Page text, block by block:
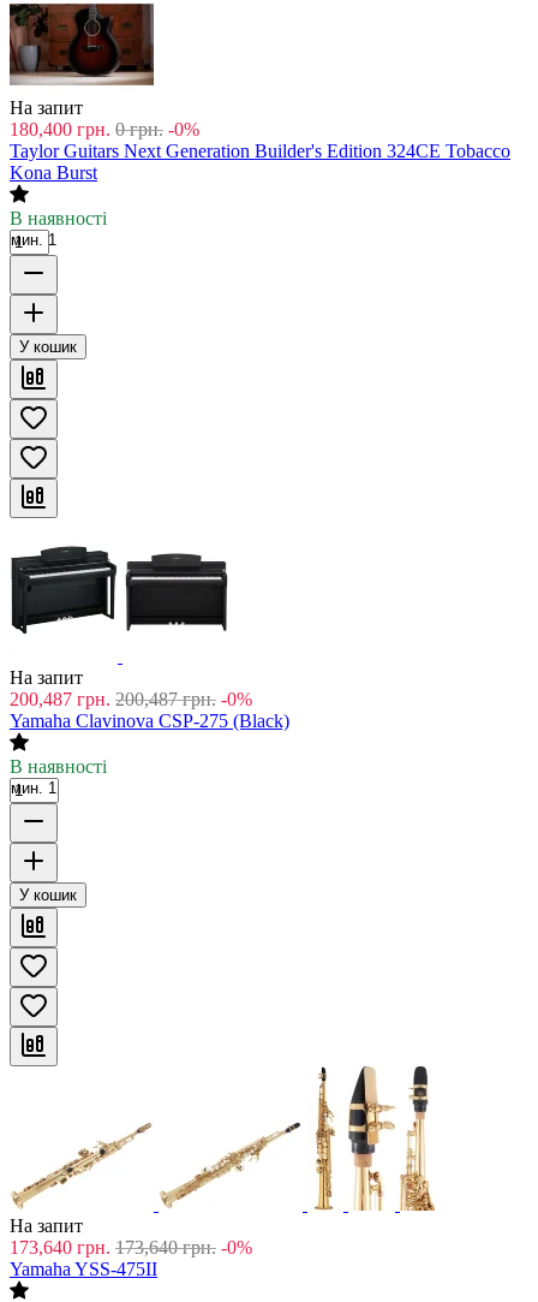
На запит
180,400 грн. 0 грн. -0%
Taylor Guitars Next Generation Builder's Edition 324CE Tobacco
Kona Burst
В наявності
мин. 1
У кошик
На запит
200,487 грн. 200,487 грн. -0%
Yamaha Clavinova CSP-275 (Black)
В наявності
мин. 1
У кошик
На запит
173,640 грн. 173,640 грн. -0%
Yamaha YSS-475II